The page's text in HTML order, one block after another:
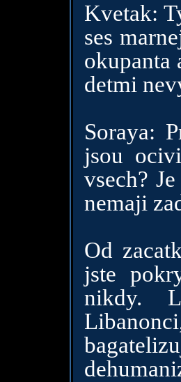
Kvetak:
ses
okupanta
detmi
Soraya:
jsou
vsech?
nemaji
Od
jste
nikdy.